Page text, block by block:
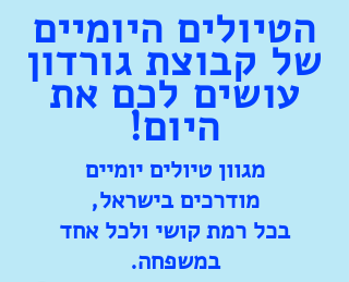
הטיולים היומיים
של קבוצת גורדון
עושים לכם את
היום!
מגוון טיולים יומיים
מודרכים בישראל,
בכל רמת קושי ולכל אחד
במשפחה.